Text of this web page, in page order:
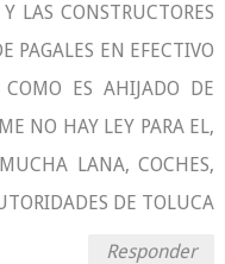
LAS CONSTRUCTORES
PAGALES EN EFECTIVO
COMO ES AHIJADO DE
NO HAY LEY PARA EL,
LANA, COCHES,
DE TOLUCA
Responder